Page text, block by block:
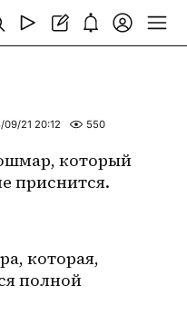
09/21 20:12 550
который
приснится.
которая,
полной